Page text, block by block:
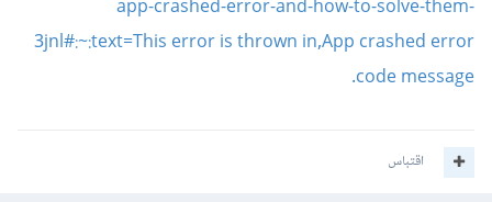
app-crashed-error-and-how-to-solve-them-
3jnl#:~:text=This error is thrown in,App crashed error
code message.
اقتباس